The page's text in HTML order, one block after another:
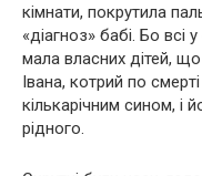
кімнати, покрутила
«діагноз» бабі. Бо всі
мала власних дітей,
Івана, котрий по
кількарічним сином, і
рідного.